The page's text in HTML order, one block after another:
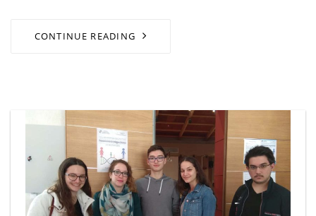
CONTINUE READING